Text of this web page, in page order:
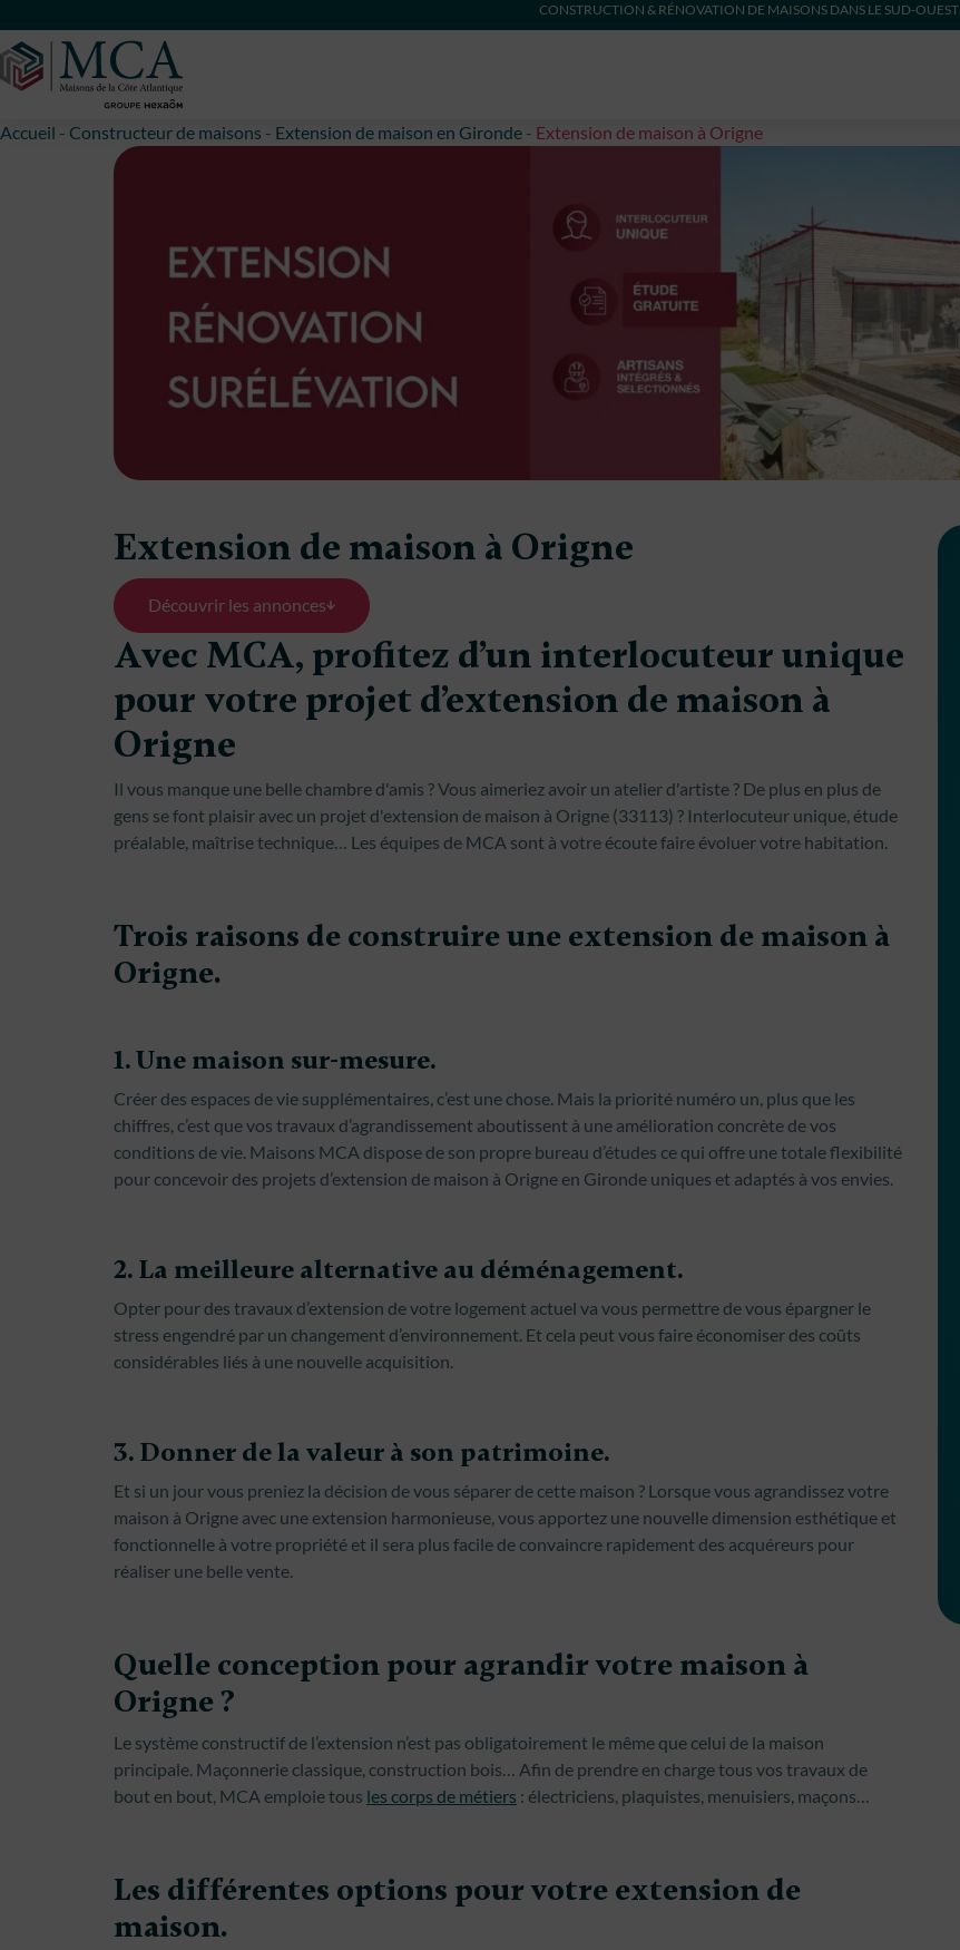
CONSTRUCTION & RÉNOVATION DE MAISONS DANS LE SUD-OUEST
Accueil - Constructeur de maisons - Extension de maison en Gironde - Extension de maison à Origne
Extension de maison à Origne
Découvrir les annonces
Avec MCA, profitez d’un interlocuteur unique
pour votre projet d’extension de maison à
Origne
Il vous manque une belle chambre d'amis ? Vous aimeriez avoir un atelier d'artiste ? De plus en plus de
gens se font plaisir avec un projet d'extension de maison à Origne (33113) ? Interlocuteur unique, étude
préalable, maîtrise technique… Les équipes de MCA sont à votre écoute faire évoluer votre habitation.
Trois raisons de construire une extension de maison à
Origne.
1. Une maison sur-mesure.
Créer des espaces de vie supplémentaires, c’est une chose. Mais la priorité numéro un, plus que les
chiffres, c’est que vos travaux d’agrandissement aboutissent à une amélioration concrète de vos
conditions de vie. Maisons MCA dispose de son propre bureau d’études ce qui offre une totale flexibilité
pour concevoir des projets d’extension de maison à Origne en Gironde uniques et adaptés à vos envies.
2. La meilleure alternative au déménagement.
Opter pour des travaux d’extension de votre logement actuel va vous permettre de vous épargner le
stress engendré par un changement d’environnement. Et cela peut vous faire économiser des coûts
considérables liés à une nouvelle acquisition.
3. Donner de la valeur à son patrimoine.
Et si un jour vous preniez la décision de vous séparer de cette maison ? Lorsque vous agrandissez votre
maison à Origne avec une extension harmonieuse, vous apportez une nouvelle dimension esthétique et
fonctionnelle à votre propriété et il sera plus facile de convaincre rapidement des acquéreurs pour
réaliser une belle vente.
Quelle conception pour agrandir votre maison à
Origne ?
Le système constructif de l’extension n’est pas obligatoirement le même que celui de la maison
principale. Maçonnerie classique, construction bois… Afin de prendre en charge tous vos travaux de
bout en bout, MCA emploie tous les corps de métiers : électriciens, plaquistes, menuisiers, maçons…
Les différentes options pour votre extension de
maison.